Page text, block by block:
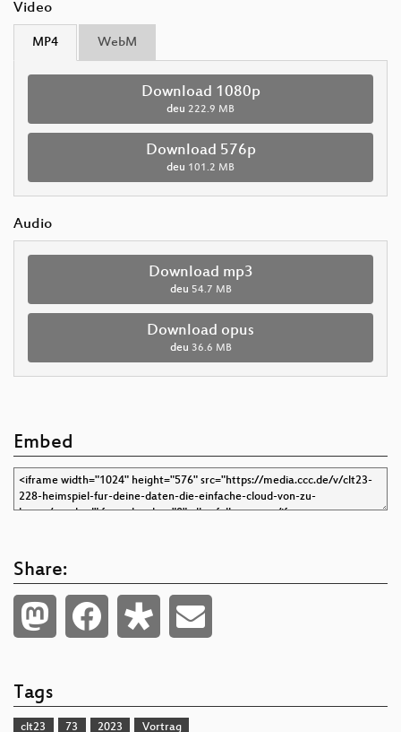
Video
MP4 WebM
Download 1080p
deu 222.9 MB
Download 576p
deu 101.2 MB
Audio
Download mp3
deu 54.7 MB
Download opus
deu 36.6 MB
Embed
Share:
Tags
clt23 73 2023 Vortrag